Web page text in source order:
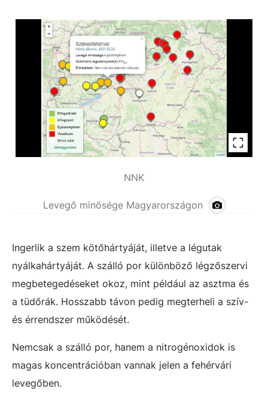
NNK
Levegő minősége Magyarországon
Ingerlik a szem kötőhártyáját, illetve a légutak
nyálkahártyáját. A szálló por különböző légzőszervi
megbetegedéseket okoz, mint például az asztma és
a tüdőrák. Hosszabb távon pedig megterheli a szív-
és érrendszer működését.
Nemcsak a szálló por, hanem a nitrogénoxidok is
magas koncentrációban vannak jelen a fehérvári
levegőben.